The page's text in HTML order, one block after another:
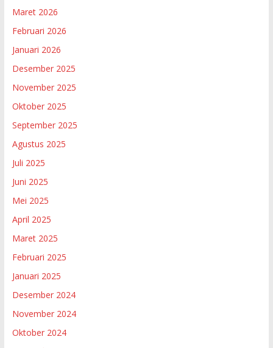
Maret 2026
Februari 2026
Januari 2026
Desember 2025
November 2025
Oktober 2025
September 2025
Agustus 2025
Juli 2025
Juni 2025
Mei 2025
April 2025
Maret 2025
Februari 2025
Januari 2025
Desember 2024
November 2024
Oktober 2024